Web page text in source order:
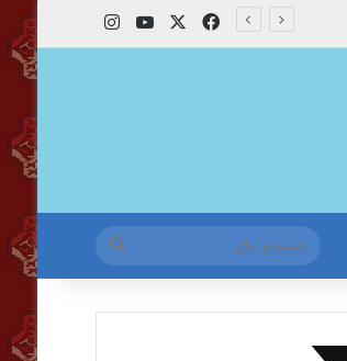
فیس بوکیوتیوباینستاگرام
جستجو
برای